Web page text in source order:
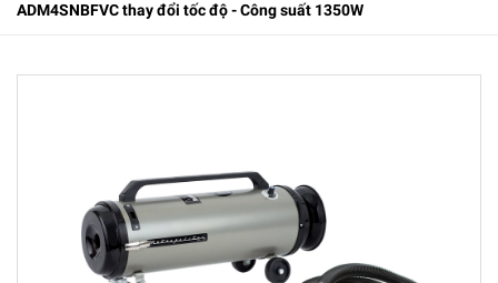
ADM4SNBFVC thay đổi tốc độ - Công suất 1350W